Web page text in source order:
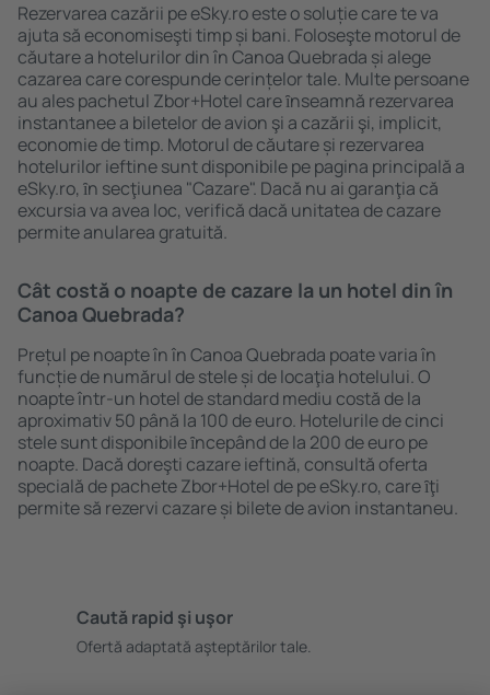
Rezervarea cazării pe eSky.ro este o soluție care te va
ajuta să economiseşti timp și bani. Foloseşte motorul de
căutare a hotelurilor din în Canoa Quebrada și alege
cazarea care corespunde cerințelor tale. Multe persoane
au ales pachetul Zbor+Hotel care ȋnseamnă rezervarea
instantanee a biletelor de avion şi a cazării şi, implicit,
economie de timp. Motorul de căutare și rezervarea
hotelurilor ieftine sunt disponibile pe pagina principală a
eSky.ro, ȋn secţiunea "Cazare". Dacă nu ai garanţia că
excursia va avea loc, verifică dacă unitatea de cazare
permite anularea gratuită.
Cât costă o noapte de cazare la un hotel din în
Canoa Quebrada?
Prețul pe noapte în în Canoa Quebrada poate varia în
funcție de numărul de stele și de locaţia hotelului. O
noapte într-un hotel de standard mediu costă de la
aproximativ 50 până la 100 de euro. Hotelurile de cinci
stele sunt disponibile ȋncepând de la 200 de euro pe
noapte. Dacă doreşti cazare ieftină, consultă oferta
specială de pachete Zbor+Hotel de pe eSky.ro, care ȋţi
permite să rezervi cazare și bilete de avion instantaneu.
Caută rapid şi uşor
Ofertă adaptată aşteptărilor tale.